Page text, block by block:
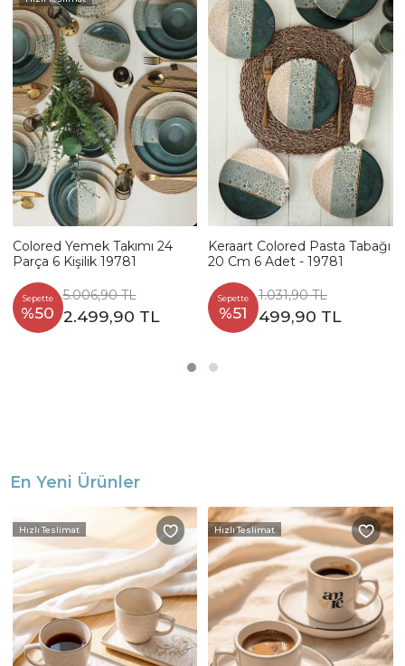
Colored Yemek Takımı 24
Parça 6 Kişilik 19781
Sepette
%50
5.006,90 TL
2.499,90 TL
Keraart Colored Pasta Tabağı
20 Cm 6 Adet - 19781
Sepette
%51
1.031,90 TL
499,90 TL
En Yeni Ürünler
Hızlı Teslimat Hızlı Teslimat